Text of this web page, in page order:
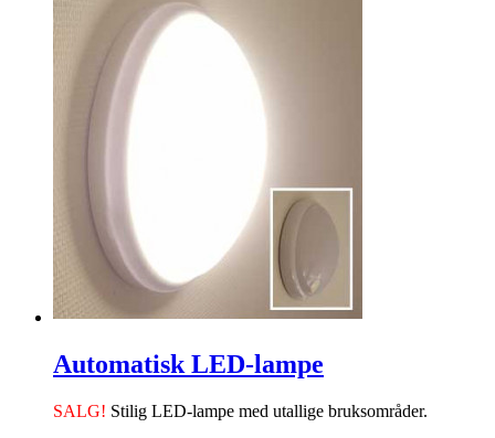
Automatisk LED-lampe
SALG! Stilig LED-lampe med utallige bruksområder.